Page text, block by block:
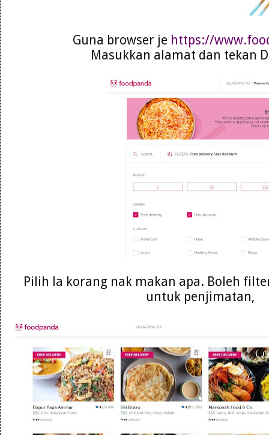
Guna browser je https://
Masukkan alamat dan tekan
Pilih la korang nak makan apa. Boleh
untuk penjimatan,